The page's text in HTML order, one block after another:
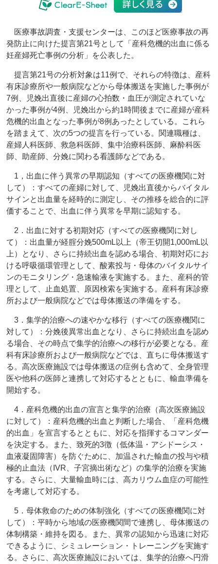
医療事故調査・支援センターは、このほど医療事故の再
発防止に向けた提言第21号として「産科危機的出血に係る
妊産婦死亡事例の分析」を公表した。
提言第21号の分析対象は11例で、それらの特徴は、産科
有床診療所や一般病院などから母体搬送を実施した事例が
7例、児娩出直後に産婦の心拍数・血圧が測定されていな
かった事例が4例、児娩出から約1時間後までに産婦が産科
危機的出血となった事例が8例あったとしている。これら
を踏まえて、次の5つの提言を行っている。関連職種は、
産婦人科医師、救急科医師、集中治療科医師、麻酔科医
師、助産師、分娩に関わる看護師などである。
1，出血に伴う異常の早期認知（すべての医療機関に対
して）：すべての産婦に対して、児娩出直後からバイタル
サインと出血量を経時的に測定し、その推移を総合的に評
価することで、出血に伴う異常を早期に認知する。
2．出血に対する初期対応（すべての医療機関に対し
て）：出血量が経腟分娩500mL以上（帝王切開1,000mL以
上）となり、さらに持続出血を認める場合、初期対応にお
ける呼吸循環管理として、酸素投与・母体のバイタルサイ
ンのモニタリング・急速輸液を実施する。また、産科的管
理として、止血処置、原因検索を実施する。産科有床診療
所および一般病院などでは母体搬送の準備をする。
3．集学的治療への速やかな移行（すべての医療機関に
対して）：分娩後異常出血となり、さらに持続出血を認め
る場合、その時点で集学的治療への移行が必要となる。産
科有床診療所および一般病院などでは、直ちに母体搬送す
る。高次医療施設では母体搬送の症例も含めて、全身管理
医や他科の医師と連携して対応するとともに、輸血準備を
開始する。
4．産科危機的出血の宣言と集学的治療（高次医療施設
に対して）：産科危機的出血と判断した場合、「産科危機
的出血」を宣言するとともに、対応を指揮するコマンダー
を決定する。また、致死的3徴（低体温・アシドーシス・
血液凝固障害）を防ぐために、加温された輸血の投与や積
極的止血法（IVR、子宮摘出術など）の集学的治療を実施
する。さらに、大量輸血時には、高カリウム血症の可能性
を考慮して対応する。
5．母体救命のための体制強化（すべての医療機関に対
して）：平時から地域の医療機関間で連携し、母体搬送の
体制構築・維持を図る。また、異常の認知から迅速に対応
できるように、シミュレーション・トレーニングを実施す
る。さらに、高次医療施設においては、集学的治療へ円滑